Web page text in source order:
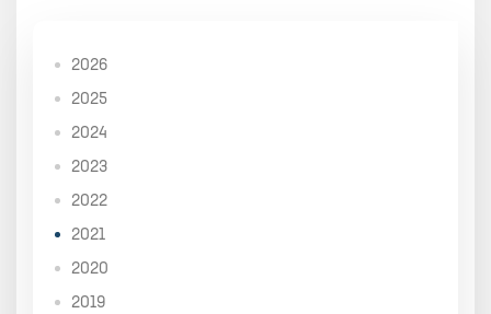
2026
2025
2024
2023
2022
2021
2020
2019